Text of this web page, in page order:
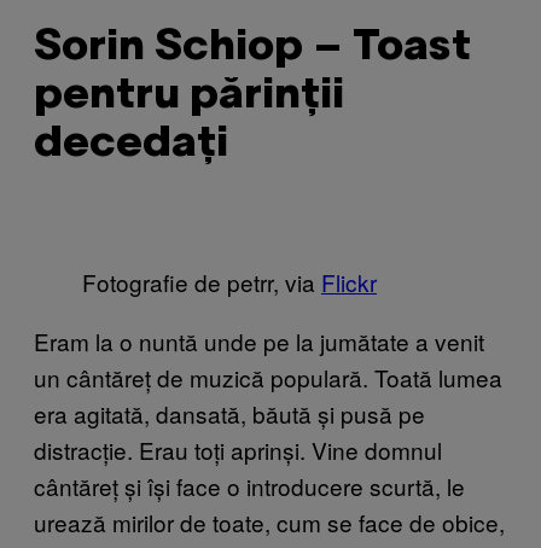
Sorin Schiop – Toast
pentru părinții
decedați
Fotografie de petrr, via Flickr
Eram la o nuntă unde pe la jumătate a venit
un cântăreț de muzică populară. Toată lumea
era agitată, dansată, băută și pusă pe
distracție. Erau toți aprinși. Vine domnul
cântăreț și își face o introducere scurtă, le
urează mirilor de toate, cum se face de obice,